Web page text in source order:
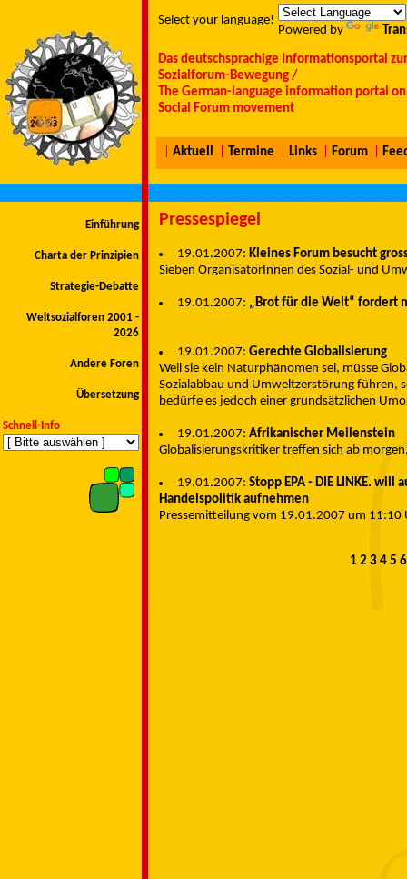
Select your language!
Powered by
Das deutschsprachige Informationsportal
Sozialforum-Bewegung /
The German-language information portal
Social Forum movement
Aktuell Termine Links Forum
Einführung
Charta der Prinzipien
Strategie-Debatte
Weltsozialforen 2001 -
2026
Andere Foren
Übersetzung
Schnell-Info
Pressespiegel
19.01.2007: Kleines Forum besucht
Sieben OrganisatorInnen des Sozial- und
19.01.2007: „Brot für die Welt“ fordert
19.01.2007: Gerechte Globalisierung
Weil sie kein Naturphänomen sei, müsse
Sozialabbau und Umweltzerstörung führen,
bedürfe es jedoch einer grundsätzlichen
19.01.2007: Afrikanischer Meilenstein
Globalisierungskritiker treffen sich ab
19.01.2007: Stopp EPA - DIE LINKE.
Handelspolitik aufnehmen
Pressemitteilung vom 19.01.2007 um 11:10
1 2 3 4 5 6